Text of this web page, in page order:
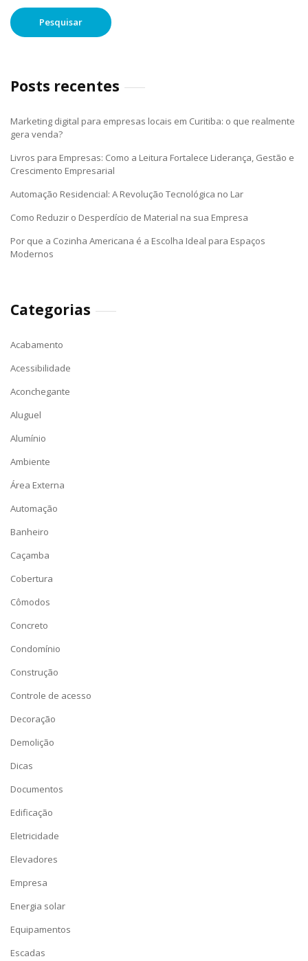
Posts recentes
Marketing digital para empresas locais em Curitiba: o que realmente
gera venda?
Livros para Empresas: Como a Leitura Fortalece Liderança, Gestão e
Crescimento Empresarial
Automação Residencial: A Revolução Tecnológica no Lar
Como Reduzir o Desperdício de Material na sua Empresa
Por que a Cozinha Americana é a Escolha Ideal para Espaços
Modernos
Categorias
Acabamento
Acessibilidade
Aconchegante
Aluguel
Alumínio
Ambiente
Área Externa
Automação
Banheiro
Caçamba
Cobertura
Cômodos
Concreto
Condomínio
Construção
Controle de acesso
Decoração
Demolição
Dicas
Documentos
Edificação
Eletricidade
Elevadores
Empresa
Energia solar
Equipamentos
Escadas